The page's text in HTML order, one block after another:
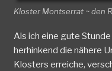
Kloster Montserrat ~ den
Als ich eine gute
herhinkend die nähere
Klosters erreiche,